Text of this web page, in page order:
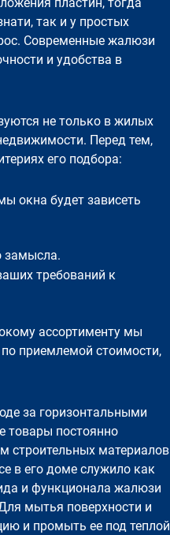
так и у простых
Современные жалюзи
и удобства в
не только в жилых
Перед тем,
его подбора:
окна будет зависеть
замысла.
требований к
ассортименту мы
приемлемой стоимости,
за горизонтальными
товары постоянно
строительных материалов
в его доме служило как
и функционала жалюзи
мытья поверхности и
и промыть ее под теплой